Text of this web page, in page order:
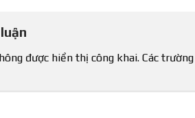
được hiển thị công khai. Các